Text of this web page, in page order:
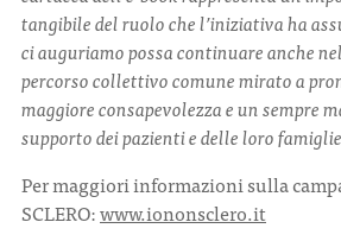
tangibile del ruolo che l’iniziativa ha
ci auguriamo possa continuare anche
percorso collettivo comune mirato a
maggiore consapevolezza e un sempre
supporto dei pazienti e delle loro
Per maggiori informazioni sulla
SCLERO:www.iononsclero.it